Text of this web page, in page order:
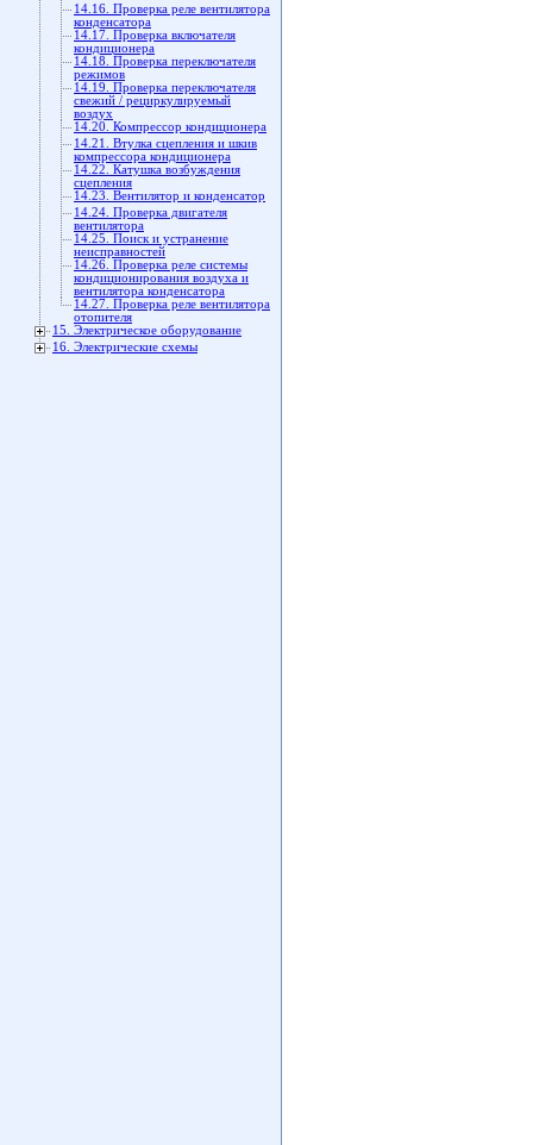
14.16. Проверка реле вентилятора
конденсатора
14.17. Проверка включателя
кондиционера
14.18. Проверка переключателя
режимов
14.19. Проверка переключателя
свежий / рециркулируемый
воздух
14.20. Компрессор кондиционера
14.21. Втулка сцепления и шкив
компрессора кондиционера
14.22. Катушка возбуждения
сцепления
14.23. Вентилятор и конденсатор
14.24. Проверка двигателя
вентилятора
14.25. Поиск и устранение
неисправностей
14.26. Проверка реле системы
кондиционирования воздуха и
вентилятора конденсатора
14.27. Проверка реле вентилятора
отопителя
15. Электрическое оборудование
16. Электрические схемы